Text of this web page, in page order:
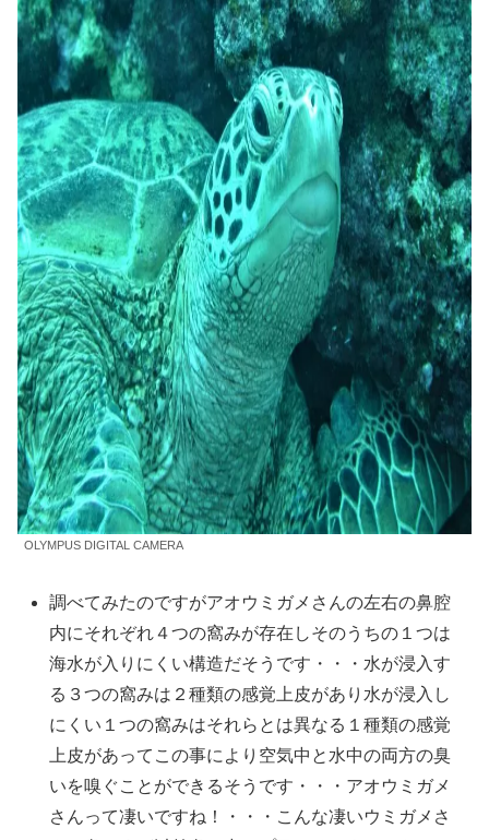
OLYMPUS DIGITAL CAMERA
調べてみたのですがアオウミガメさんの左右の鼻腔
内にそれぞれ４つの窩みが存在しそのうちの１つは
海水が入りにくい構造だそうです・・・水が浸入す
る３つの窩みは２種類の感覚上皮があり水が浸入し
にくい１つの窩みはそれらとは異なる１種類の感覚
上皮があってこの事により空気中と水中の両方の臭
いを嗅ぐことができるそうです・・・アオウミガメ
さんって凄いですね！・・・こんな凄いウミガメさ